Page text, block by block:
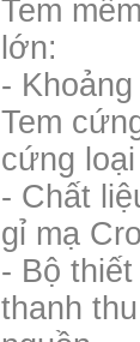
Tem
lớn:
-
Tem
cứng
- Chất
gỉ mạ
- Bộ
thanh